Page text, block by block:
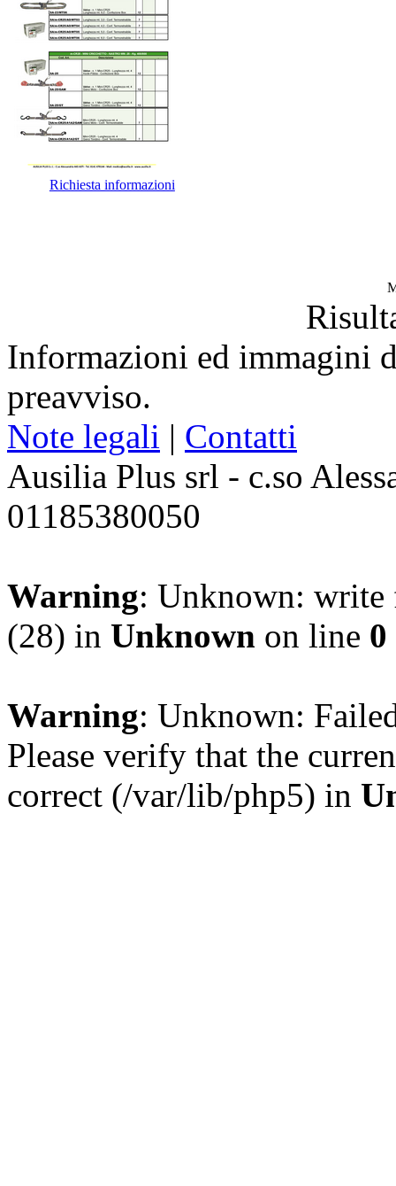
Richiesta informazioni
Informazioni ed immagini
preavviso.
Note legali | Contatti
Ausilia Plus srl - c.so
01185380050
Warning: Unknown: write
(28) in Unknown on line 0
Warning: Unknown:
Please verify that the
correct (/var/lib/php5) in